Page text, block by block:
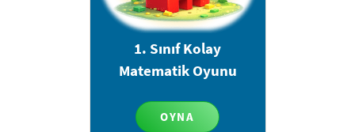
1. Sınıf Kolay
Matematik Oyunu
OYNA